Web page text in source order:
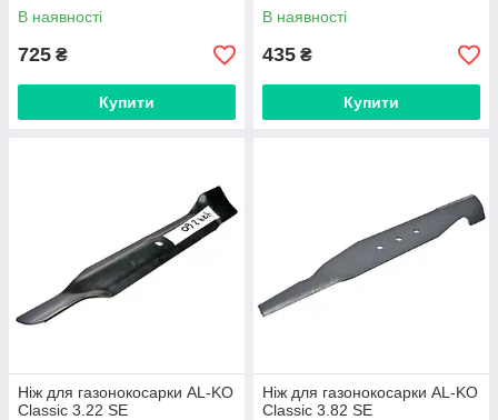
В наявності
725 ₴
Купити
В наявності
435 ₴
Купити
Ніж для газонокосарки AL-KO
Classic 3.22 SE
Ніж для газонокосарки AL-KO
Classic 3.82 SE